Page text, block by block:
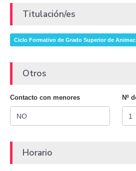
Titulación/es
Ciclo Formativo de Grado Superior de
Otros
Contacto con menores Nº
Horario